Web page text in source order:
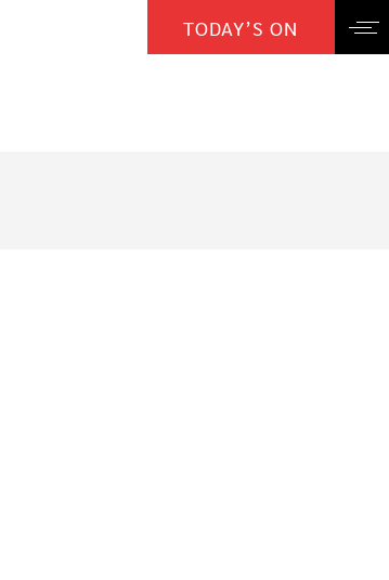
TODAY’S ON